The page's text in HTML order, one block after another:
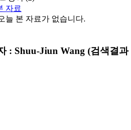
자료
늘 본 자료가 없습니다.
: Shuu-Jiun Wang (검색결과